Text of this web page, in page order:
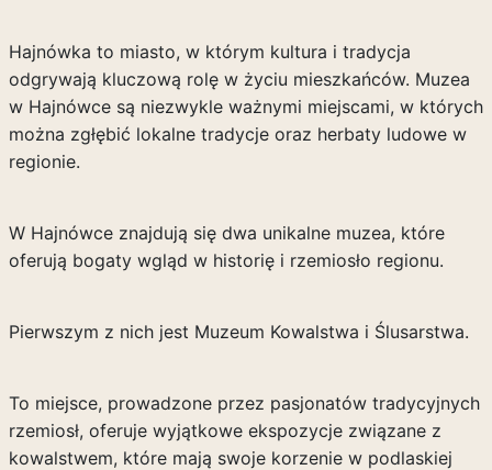
Hajnówka to miasto, w którym kultura i tradycja
odgrywają kluczową rolę w życiu mieszkańców. Muzea
w Hajnówce są niezwykle ważnymi miejscami, w których
można zgłębić lokalne tradycje oraz herbaty ludowe w
regionie.
W Hajnówce znajdują się dwa unikalne muzea, które
oferują bogaty wgląd w historię i rzemiosło regionu.
Pierwszym z nich jest Muzeum Kowalstwa i Ślusarstwa.
To miejsce, prowadzone przez pasjonatów tradycyjnych
rzemiosł, oferuje wyjątkowe ekspozycje związane z
kowalstwem, które mają swoje korzenie w podlaskiej